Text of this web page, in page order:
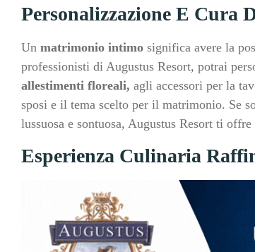
Personalizzazione E Cura
Un matrimonio intimo significa avere la
professionisti di Augustus Resort, potrai
allestimenti floreali, agli accessori per la
sposi e il tema scelto per il matrimonio. Se
lussuosa e sontuosa, Augustus Resort ti
Esperienza Culinaria